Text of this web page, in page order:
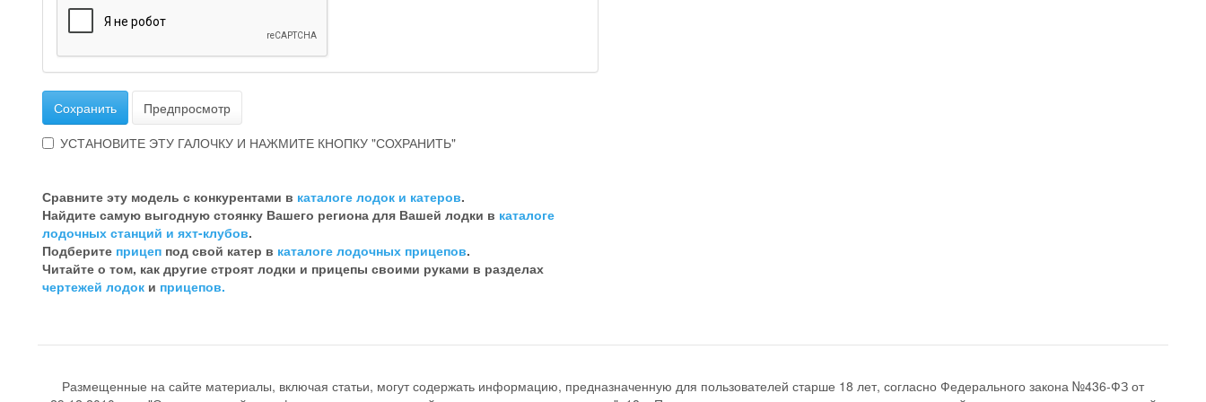
Сохранить
Предпросмотр
УСТАНОВИТЕ ЭТУ ГАЛОЧКУ И НАЖМИТЕ КНОПКУ "СОХРАНИТЬ"
говорит
о
том,
что
Вы
хотите
Сравните эту модель с конкурентами в каталоге лодок и катеров.
Найдите самую выгодную стоянку Вашего региона для Вашей лодки в каталоге
лодочных станций и яхт-клубов.
Подберите прицеп под свой катер в каталоге лодочных прицепов.
Читайте о том, как другие строят лодки и прицепы своими руками в разделах
чертежей лодок и прицепов.
Размещенные на сайте материалы, включая статьи, могут содержать информацию, предназначенную для пользователей старше 18 лет, согласно Федерального закона №436-ФЗ от